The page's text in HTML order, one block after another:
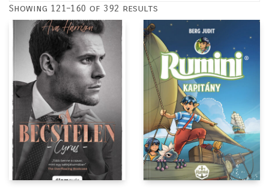
Showing 121–160 of 392 results